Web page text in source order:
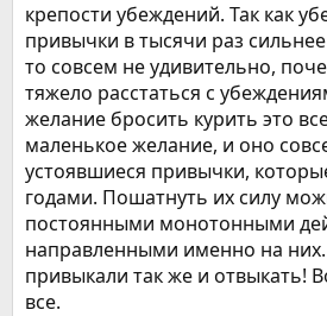
крепости убеждений. Так как
привычки в тысячи раз
то совсем не удивительно,
тяжело расстаться с
желание бросить курить это
маленькое желание, и оно
устоявшиеся привычки,
годами. Пошатнуть их силу
постоянными монотонными
направленными именно на них.
привыкали так же и отвыкать!
все.